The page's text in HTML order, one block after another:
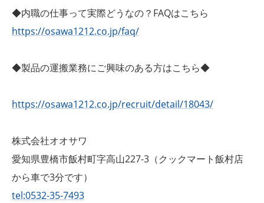
◆内職の仕事って実際どうなの？FAQはこちら
https://osawa1212.co.jp/faq/
◆製品の運搬業務にご興味のある方はこちら◆
https://osawa1212.co.jp/recruit/detail/18043/
株式会社オオサワ
愛知県豊橋市飯村町字高山227-3（クックマート飯村店
から車で3分です）
tel:0532-35-7493